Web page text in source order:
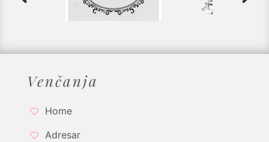
Venčanja
Home
Adresar